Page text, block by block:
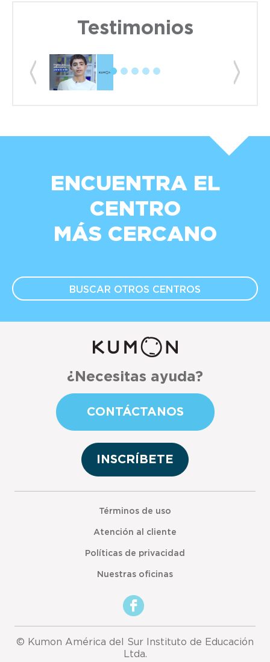
Testimonios
Previous Next
ENCUENTRA EL
CENTRO
MÁS CERCANO
BUSCAR OTROS CENTROS
¿Necesitas ayuda?
CONTÁCTANOS
INSCRÍBETE
Términos de uso
Atención al cliente
Políticas de privacidad
Nuestras oficinas
© Kumon América del Sur Instituto de Educación
Ltda.